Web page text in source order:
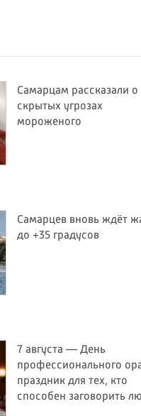
Самарцам рассказали о
скрытых угрозах
мороженого
Самарцев вновь ждёт
до +35 градусов
7 августа — День
профессионального
праздник для тех, кто
способен заговорить